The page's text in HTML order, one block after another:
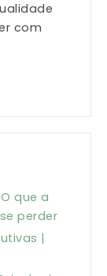
com
que a
perder
|